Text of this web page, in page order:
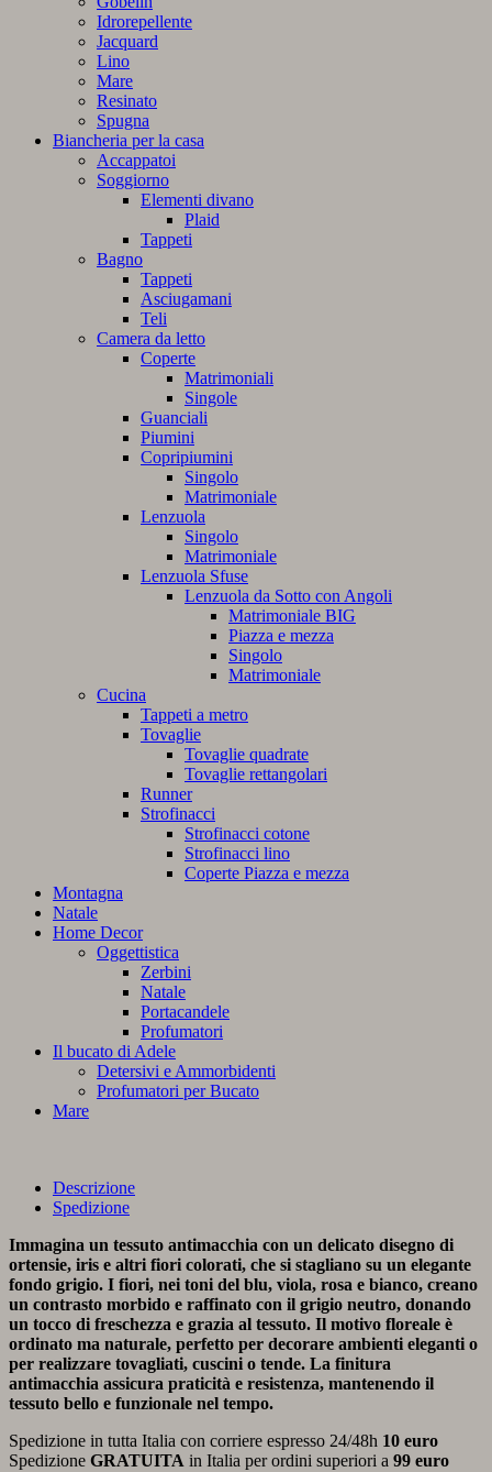
Idrorepellente
Jacquard
Lino
Mare
Resinato
Spugna
Biancheria per la casa
Accappatoi
Soggiorno
Elementi divano
Plaid
Tappeti
Bagno
Tappeti
Asciugamani
Teli
Camera da letto
Coperte
Matrimoniali
Singole
Guanciali
Piumini
Copripiumini
Singolo
Matrimoniale
Lenzuola
Singolo
Matrimoniale
Lenzuola Sfuse
Lenzuola da Sotto con Angoli
Matrimoniale BIG
Piazza e mezza
Singolo
Matrimoniale
Cucina
Tappeti a metro
Tovaglie
Tovaglie quadrate
Tovaglie rettangolari
Runner
Strofinacci
Strofinacci cotone
Strofinacci lino
Coperte Piazza e mezza
Montagna
Natale
Home Decor
Oggettistica
Zerbini
Natale
Portacandele
Profumatori
Il bucato di Adele
Detersivi e Ammorbidenti
Profumatori per Bucato
Mare
Descrizione
Spedizione
Immagina un tessuto antimacchia con un delicato disegno di
ortensie, iris e altri fiori colorati, che si stagliano su un elegante
fondo grigio. I fiori, nei toni del blu, viola, rosa e bianco, creano
un contrasto morbido e raffinato con il grigio neutro, donando
un tocco di freschezza e grazia al tessuto. Il motivo floreale è
ordinato ma naturale, perfetto per decorare ambienti eleganti o
per realizzare tovagliati, cuscini o tende. La finitura
antimacchia assicura praticità e resistenza, mantenendo il
tessuto bello e funzionale nel tempo.
Spedizione in tutta Italia con corriere espresso 24/48h 10 euro
Spedizione GRATUITA in Italia per ordini superiori a 99 euro